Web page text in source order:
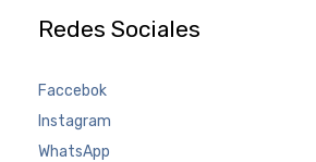
Redes Sociales
Faccebok
Instagram
WhatsApp